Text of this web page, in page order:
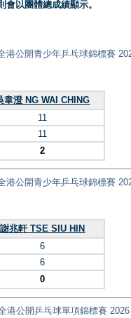
以團體總成績顯示。
港公開青少年乒乓球錦標賽
韋澄 NG WAI CHING
11
11
2
港公開青少年乒乓球錦標賽
謝兆軒 TSE SIU HIN
6
6
0
港公開乒乓球單項錦標賽 2026